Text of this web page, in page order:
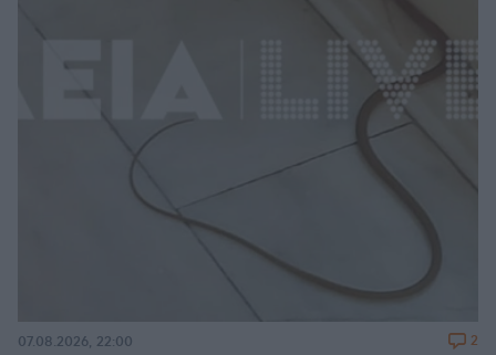
07.08.2026, 22:00 2